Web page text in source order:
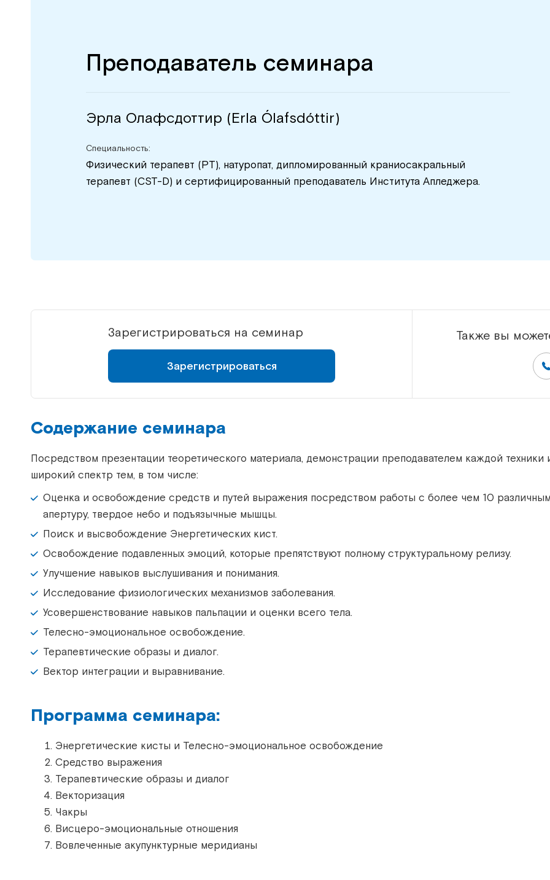
Преподаватель семинара
Эрла Олафсдоттир (Erla Ólafsdóttir)
Специальность:
Физический терапевт (PT), натуропат, дипломированный краниосакральный
терапевт (CST-D) и сертифицированный преподаватель Института Апледжера.
Зарегистрироваться на семинар
Зарегистрироваться
Также вы
Содержание семинара
Посредством презентации теоретического материала, демонстрации преподавателем каждой техники
широкий спектр тем, в том числе:
Оценка и освобождение средств и путей выражения посредством работы с более чем 10
апертуру, твердое небо и подъязычные мышцы.
Поиск и высвобождение Энергетических кист.
Освобождение подавленных эмоций, которые препятствуют полному структуральному релизу.
Улучшение навыков выслушивания и понимания.
Исследование физиологических механизмов заболевания.
Усовершенствование навыков пальпации и оценки всего тела.
Телесно-эмоциональное освобождение.
Терапевтические образы и диалог.
Вектор интеграции и выравнивание.
Программа семинара:
Энергетические кисты и Телесно-эмоциональное освобождение
Средство выражения
Терапевтические образы и диалог
Векторизация
Чакры
Висцеро-эмоциональные отношения
Вовлеченные акупунктурные меридианы